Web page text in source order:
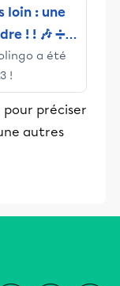
loin : une
! ! 🎶 ➗
a été
!
pour préciser
autres